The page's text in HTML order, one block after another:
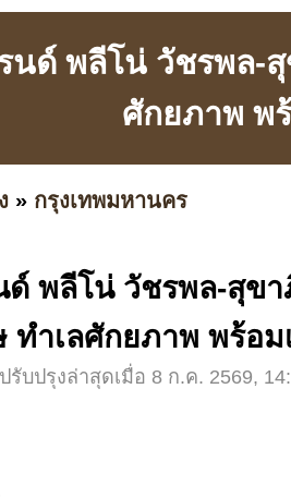
นด์ พลีโน่ วัชรพล-
ศักยภาพ พ
» กรุงเทพมหานคร
ด์ พลีโน่ วัชรพล-สุข
ทำเลศักยภาพ พร้อม
รับปรุงล่าสุดเมื่อ 8 ก.ค. 2569,